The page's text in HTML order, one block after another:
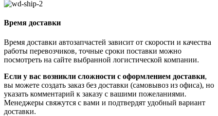
Время доставки
Время доставки автозапчастей зависит от скорости и качества
работы перевозчиков, точные сроки поставки можно
посмотреть на сайте выбранной логистической компании.
Если у вас возникли сложности с оформлением доставки,
вы можете создать заказ без доставки (самовывоз из офиса), но
указать комментарий к заказу с вашими пожеланиями.
Менеджеры свяжутся с вами и подтвердят удобный вариант
доставки.